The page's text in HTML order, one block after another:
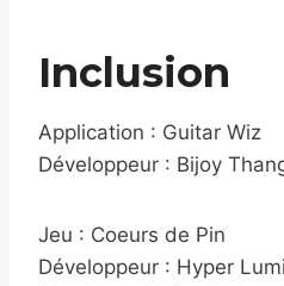
Inclusion
Application : Guitar Wiz
Développeur : Bijoy
Jeu : Coeurs de Pin
Développeur : Hyper